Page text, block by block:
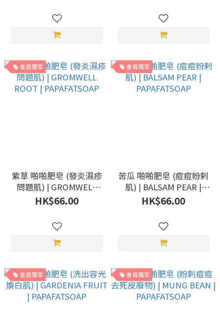
會員獨享
紫草 啪啪肥皂 (發炎濕疹
問題肌) | GROMWELL
ROOT | PAPAFATSOAP
HK$66.00
會員獨享
苦瓜 啪啪肥皂 (痘痘粉剌
肌) | BALSAM PEAR |
PAPAFATSOAP
HK$66.00
會員獨享 會員獨享